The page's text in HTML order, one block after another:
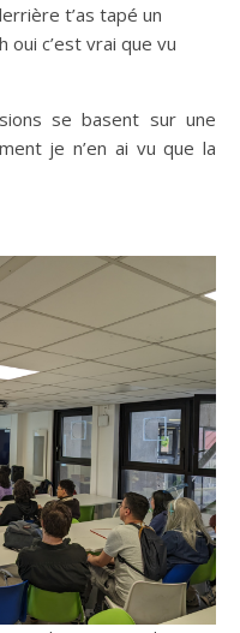
t’as tapé un
oui c’est vrai que vu
se basent sur une
je n’en ai vu que la